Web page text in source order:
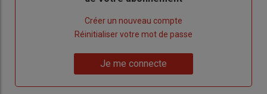
Créer un nouveau compte
de
Réinitialiser votre mot de passe
me
Je me connecte